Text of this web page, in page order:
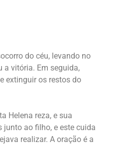
do céu, levando no
a vitória. Em seguida,
extinguir os restos do
Helena reza, e sua
ao filho, e este cuida
realizar. A oração é a